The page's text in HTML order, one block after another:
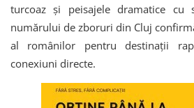
turcoaz și peisajele dramatice cu
numărului de zboruri din Cluj
al românilor pentru destinații
conexiuni directe.